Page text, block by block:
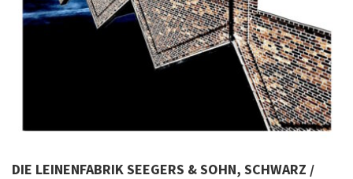
DIE LEINENFABRIK SEEGERS & SOHN, SCHWARZ /